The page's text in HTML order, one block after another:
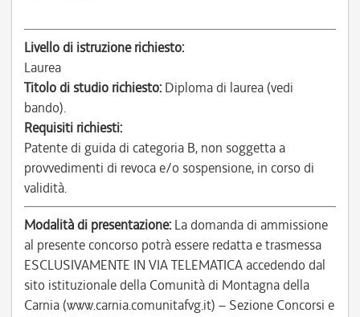
Livello di istruzione richiesto:
Laurea
Titolo di studio richiesto: Diploma di laurea (vedi
bando).
Requisiti richiesti:
Patente di guida di categoria B, non soggetta a
provvedimenti di revoca e/o sospensione, in corso di
validità.
Modalità di presentazione: La domanda di ammissione
al presente concorso potrà essere redatta e trasmessa
ESCLUSIVAMENTE IN VIA TELEMATICA accedendo dal
sito istituzionale della Comunità di Montagna della
Carnia (www.carnia.comunitafvg.it) – Sezione Concorsi e